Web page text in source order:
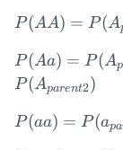
P(AA)
\times
P(AA) = P(A
P(Aa)
\times
P(Aa) = P(Ap
P(Aparent2)
P(aa)
P(aa) = P(apa